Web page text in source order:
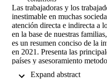
Las trabajadoras y los
inestimable en muchas
atención directa e indirecta a
en la base de nuestras
es un resumen conciso de la
en 2021. Presenta las
países y asesoramiento
responsables políticos, los